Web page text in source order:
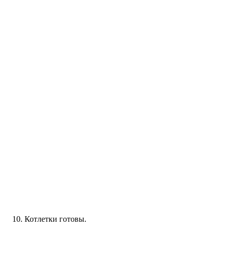
Котлетки готовы.